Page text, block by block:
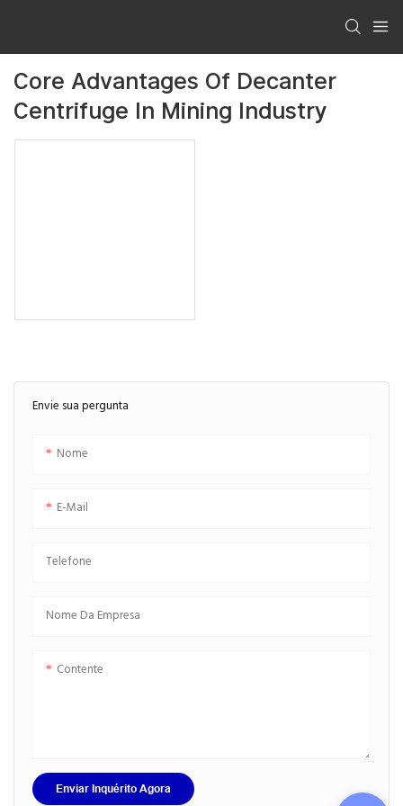
Core Advantages Of Decanter
Centrifuge In Mining Industry
Envie sua pergunta
Nome
E-Mail
Telefone
Nome Da Empresa
Contente
Enviar Inquérito Agora